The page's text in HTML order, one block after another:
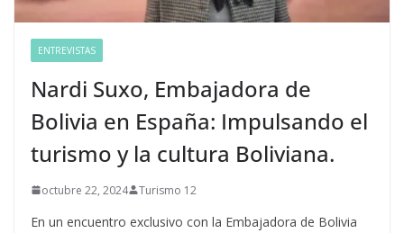
ENTREVISTAS
Nardi Suxo, Embajadora de
Bolivia en España: Impulsando el
turismo y la cultura Boliviana.
octubre 22, 2024 Turismo 12
En un encuentro exclusivo con la Embajadora de Bolivia